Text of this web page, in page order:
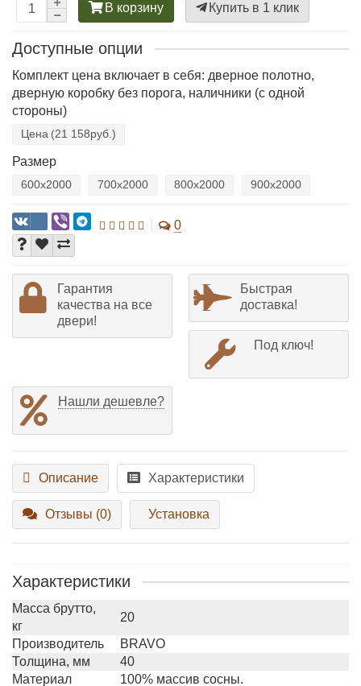
В корзину Купить в 1 клик
Доступные опции
Комплект цена включает в себя: дверное полотно,
дверную коробку без порога, наличники (с одной
стороны)
Цена (21 158руб.)
Размер
600x2000 700x2000 800x2000 900x2000
0
Гарантия
качества на все
двери!
Быстрая
доставка!
Под ключ!
Нашли дешевле?
Описание Характеристики
Отзывы (0) Установка
Характеристики
Масса брутто,
кг
20
Производитель
BRAVO
Толщина, мм
40
Материал
100% массив сосны.